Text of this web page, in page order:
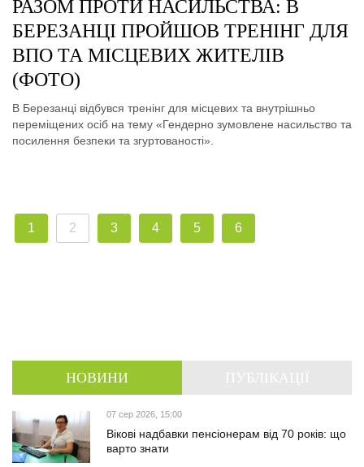
РАЗОМ ПРОТИ НАСИЛЬСТВА: В
БЕРЕЗАНЦІ ПРОЙШОВ ТРЕНІНГ ДЛЯ
ВПО ТА МІСЦЕВИХ ЖИТЕЛІВ
(ФОТО)
В Березанці відбувся тренінг для місцевих та внутрішньо
переміщених осіб на тему «Гендерно зумовлене насильство та
посилення безпеки та згуртованості».
1 2 3 4 5 6
НОВИНИ
07 сер 2026, 15:00
Вікові надбавки пенсіонерам від 70 років: що
варто знати